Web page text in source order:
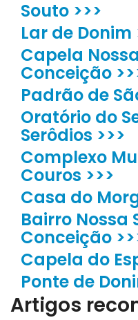
Souto >>>
Lar de Donim
Capela
Conceição
Padrão de
Oratório do
Serôdios >>>
Complexo
Couros >>>
Casa do
Bairro Nossa
Conceição
Capela do
Ponte de
Artigos